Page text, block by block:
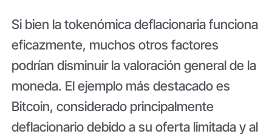
Si bien la tokenómica deflacionaria funciona
eficazmente, muchos otros factores
podrían disminuir la valoración general de la
moneda. El ejemplo más destacado es
Bitcoin, considerado principalmente
deflacionario debido a su oferta limitada y al